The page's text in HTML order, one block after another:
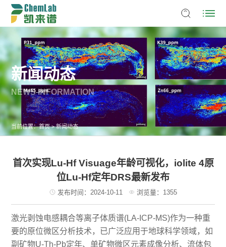
新闻动态
NEWS INFORMATION
当前位置：首页>新闻动态
首次实现Lu-Hf Visuage年龄可视化，iolite 4原
位Lu-Hf定年DRS最新发布
发布时间：2024-10-11 浏览量：1355
激光剥蚀电感耦合等离子体质谱(LA-ICP-MS)作为一种重
要的原位微区分析技术，已广泛应用于地球科学领域，如
副矿物U-Th-Pb定年、单矿物微区元素成像分析、流体包